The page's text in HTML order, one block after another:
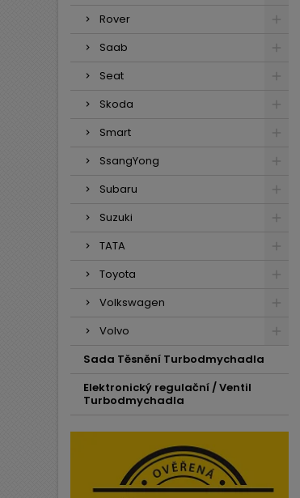
Rover
Saab
Seat
Skoda
Smart
SsangYong
Subaru
Suzuki
TATA
Toyota
Volkswagen
Volvo
Sada Těsnění Turbodmychadla
Elektronický regulační / Ventil
Turbodmychadla